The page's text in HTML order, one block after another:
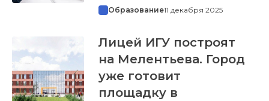
Образование11 декабря 2025
Лицей ИГУ построят
на Мелентьева. Город
уже готовит
площадку в